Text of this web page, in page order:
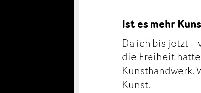
Ist es mehr
Da ich bis jetzt
die Freiheit
Kunsthandwerk.
Kunst.